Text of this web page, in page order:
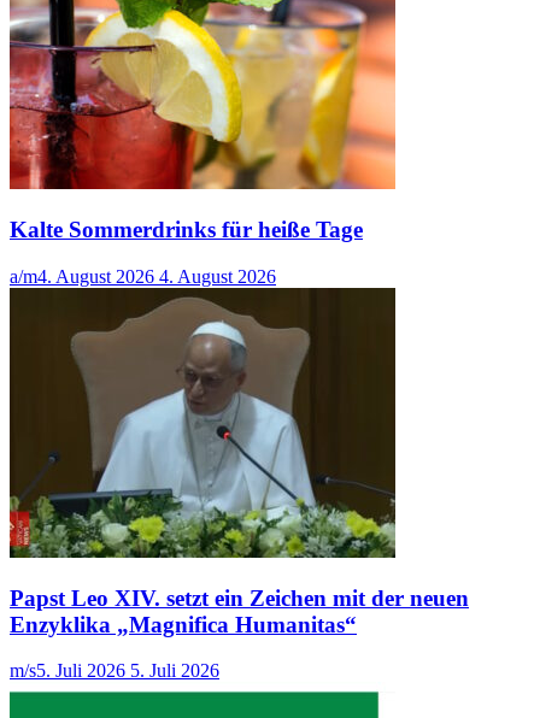
Kalte Sommerdrinks für heiße Tage
a/m4. August 2026 4. August 2026
Papst Leo XIV. setzt ein Zeichen mit der neuen
Enzyklika „Magnifica Humanitas“
m/s5. Juli 2026 5. Juli 2026